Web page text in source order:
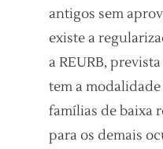
antigos sem
existe a
a REURB,
tem a
famílias de baixa
para os demais